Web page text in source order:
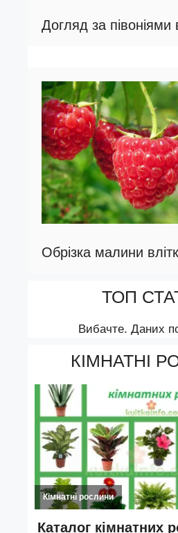
Догляд за півоніями
Обрізка малини
ТОП
Вибачте. Даних
КІМНАТНІ